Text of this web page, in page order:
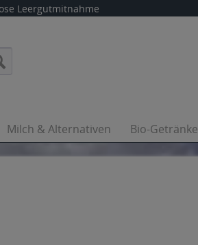
Leergutmitnahme
Milch & Alternativen Bio-Getränke